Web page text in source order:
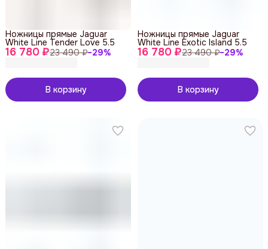
16 780 ₽23 490 ₽−29%
Ножницы прямые Jaguar
White Line Tender Love 5.5
В корзину
16 780 ₽23 490 ₽−29%
Ножницы прямые Jaguar
White Line Exotic Island 5.5
В корзину